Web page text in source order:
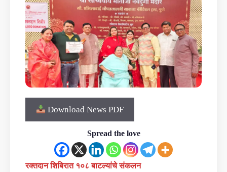
Download News PDF
Spread the love
रक्तदान शिबिरात १०८ बाटल्यांचे संकलन